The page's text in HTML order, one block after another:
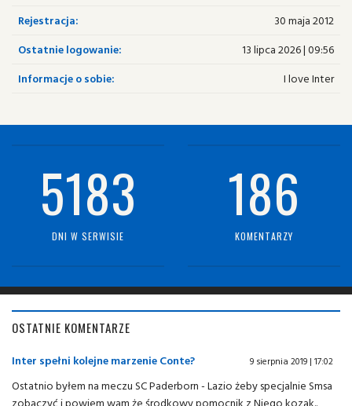
Rejestracja:
30 maja 2012
Ostatnie logowanie:
13 lipca 2026 | 09:56
Informacje o sobie:
I love Inter
5183
DNI W SERWISIE
186
KOMENTARZY
OSTATNIE KOMENTARZE
Inter spełni kolejne marzenie Conte? 9 sierpnia 2019 | 17:02
Ostatnio byłem na meczu SC Paderborn - Lazio żeby specjalnie Smsa
zobaczyć i powiem wam że środkowy pomocnik z Niego kozak..